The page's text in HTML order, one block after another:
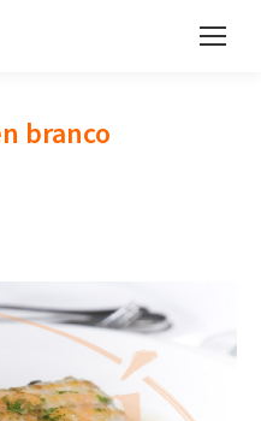
branco